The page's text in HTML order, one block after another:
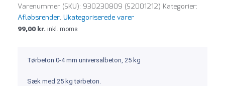
Varenummer (SKU): 930230809 (S2001212) Kategorier:
Afløbsrender, Ukategoriserede varer
99,00 kr. inkl. moms
Tørbeton 0-4 mm universalbeton, 25 kg
Sæk med 25 kg tørbeton.